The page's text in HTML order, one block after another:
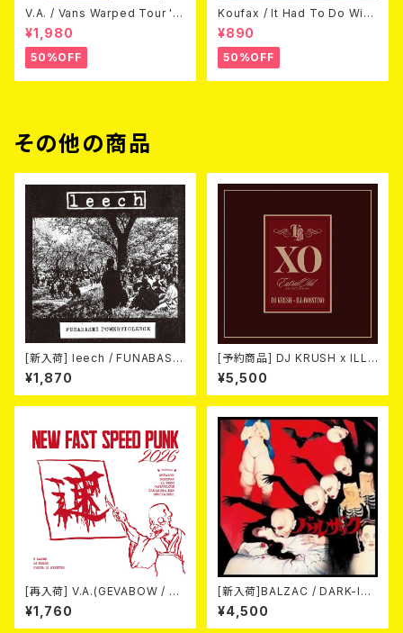
V.A. / Vans Warped Tour '0
3 (DVD)
¥1,980
50%OFF
Koufax / It Had To Do With
Love (CD)
¥890
50%OFF
その他の商品
[新入荷] leech / FUNABASHI
POWERVIOLENCE (CD)
¥1,870
[予約商品] DJ KRUSH x ILL-
BOSSTINO / XO (2CD)(限定
盤) 2026年08月05日発売！
¥5,500
[再入荷] V.A.(GEVABOW / D
USTPAN / EL NUDO / MARV
ELOUS / 高倉健 / Horse & D
¥1,760
[新入荷]BALZAC / DARK-IS
M -20th Anniversary Comp
ilation- (2CD)
¥4,500